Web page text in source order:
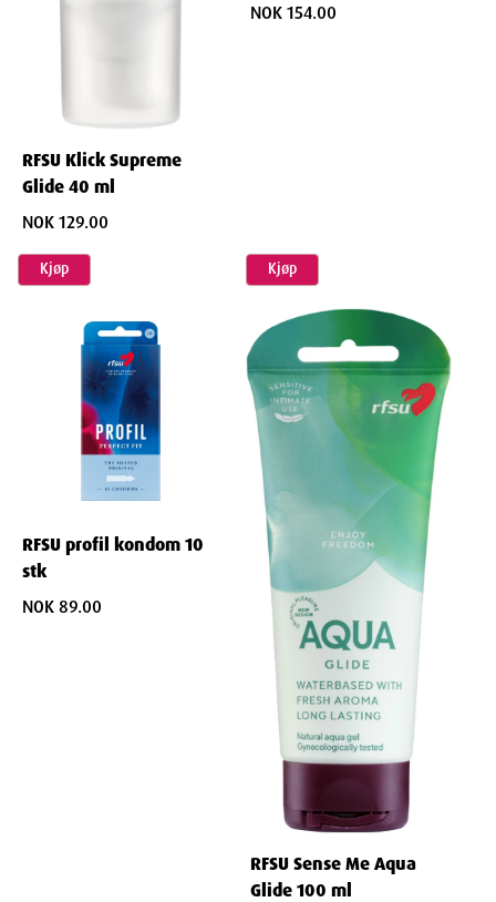
RFSU Klick Supreme
Glide 40 ml
NOK 129.00
Kjøp
NOK 154.00
Kjøp
RFSU profil kondom 10
stk
NOK 89.00
RFSU Sense Me Aqua
Glide 100 ml